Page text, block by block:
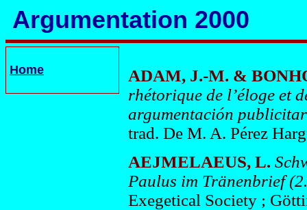
Argumentation 2000
Home
ADAM, J.-M. &
rhétorique de l’éloge et
argumentación
trad. De M. A. Pérez
AEJMELAEUS, L.
Paulus im Tränenbrief
Exegetical Society ;